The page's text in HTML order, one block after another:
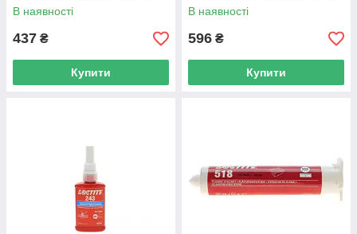
В наявності
437 ₴
Купити
В наявності
596 ₴
Купити